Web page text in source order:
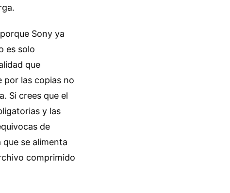
Sony ya
es solo
que
por las copias no
Si crees que el
y las
de
se alimenta
comprimido